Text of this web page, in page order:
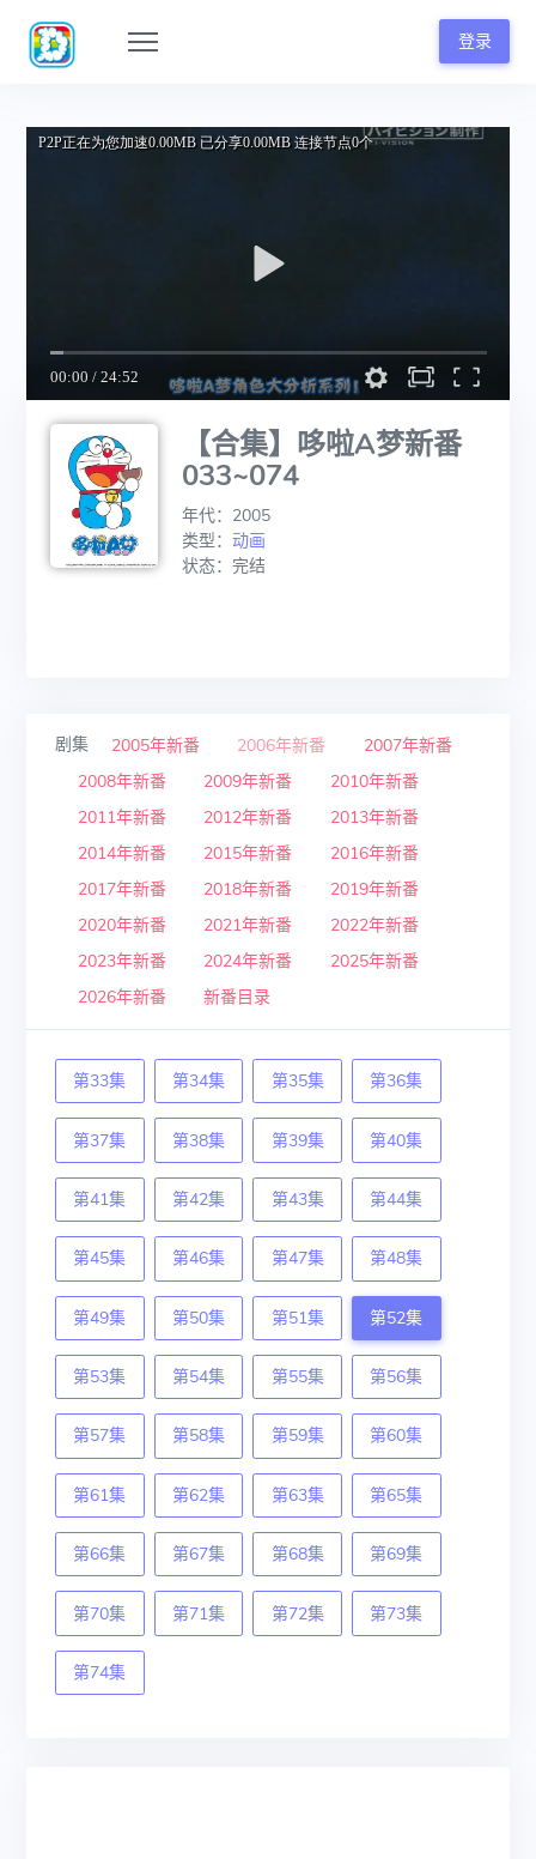
登录
【合集】哆啦A梦新番
033~074
年代：2005
类型： 动画
状态：完结
剧集 2005年新番 2006年新番
2007年新番
2008年新番
2009年新番
2010年新番
2011年新番
2012年新番
2013年新番
2014年新番
2015年新番
2016年新番
2017年新番
2018年新番
2019年新番
2020年新番
2021年新番
2022年新番
2023年新番
2024年新番
2025年新番
2026年新番
新番目录
第33集 第34集 第35集 第36集
第37集 第38集 第39集 第40集
第41集 第42集 第43集 第44集
第45集 第46集 第47集 第48集
第49集 第50集 第51集 第52集
第53集 第54集 第55集 第56集
第57集 第58集 第59集 第60集
第61集 第62集 第63集 第65集
第66集 第67集 第68集 第69集
第70集 第71集 第72集 第73集
第74集